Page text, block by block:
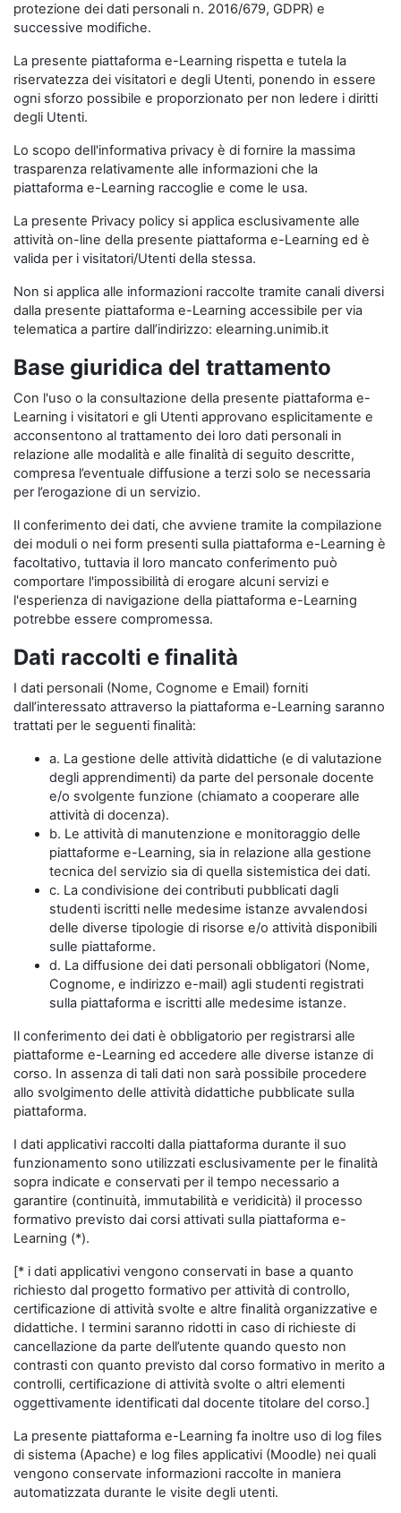
protezione dei dati personali n. 2016/679, GDPR) e
successive modifiche.
La presente piattaforma e-Learning rispetta e tutela la
riservatezza dei visitatori e degli Utenti, ponendo in essere
ogni sforzo possibile e proporzionato per non ledere i diritti
degli Utenti.
Lo scopo dell'informativa privacy è di fornire la massima
trasparenza relativamente alle informazioni che la
piattaforma e-Learning raccoglie e come le usa.
La presente Privacy policy si applica esclusivamente alle
attività on-line della presente piattaforma e-Learning ed è
valida per i visitatori/Utenti della stessa.
Non si applica alle informazioni raccolte tramite canali diversi
dalla presente piattaforma e-Learning accessibile per via
telematica a partire dall’indirizzo: elearning.unimib.it
Base giuridica del trattamento
Con l'uso o la consultazione della presente piattaforma e-
Learning i visitatori e gli Utenti approvano esplicitamente e
acconsentono al trattamento dei loro dati personali in
relazione alle modalità e alle finalità di seguito descritte,
compresa l’eventuale diffusione a terzi solo se necessaria
per l’erogazione di un servizio.
Il conferimento dei dati, che avviene tramite la compilazione
dei moduli o nei form presenti sulla piattaforma e-Learning è
facoltativo, tuttavia il loro mancato conferimento può
comportare l'impossibilità di erogare alcuni servizi e
l'esperienza di navigazione della piattaforma e-Learning
potrebbe essere compromessa.
Dati raccolti e finalità
I dati personali (Nome, Cognome e Email) forniti
dall’interessato attraverso la piattaforma e-Learning saranno
trattati per le seguenti finalità:
a. La gestione delle attività didattiche (e di valutazione
degli apprendimenti) da parte del personale docente
e/o svolgente funzione (chiamato a cooperare alle
attività di docenza).
b. Le attività di manutenzione e monitoraggio delle
piattaforme e-Learning, sia in relazione alla gestione
tecnica del servizio sia di quella sistemistica dei dati.
c. La condivisione dei contributi pubblicati dagli
studenti iscritti nelle medesime istanze avvalendosi
delle diverse tipologie di risorse e/o attività disponibili
sulle piattaforme.
d. La diffusione dei dati personali obbligatori (Nome,
Cognome, e indirizzo e-mail) agli studenti registrati
sulla piattaforma e iscritti alle medesime istanze.
Il conferimento dei dati è obbligatorio per registrarsi alle
piattaforme e-Learning ed accedere alle diverse istanze di
corso. In assenza di tali dati non sarà possibile procedere
allo svolgimento delle attività didattiche pubblicate sulla
piattaforma.
I dati applicativi raccolti dalla piattaforma durante il suo
funzionamento sono utilizzati esclusivamente per le finalità
sopra indicate e conservati per il tempo necessario a
garantire (continuità, immutabilità e veridicità) il processo
formativo previsto dai corsi attivati sulla piattaforma e-
Learning (*).
[* i dati applicativi vengono conservati in base a quanto
richiesto dal progetto formativo per attività di controllo,
certificazione di attività svolte e altre finalità organizzative e
didattiche. I termini saranno ridotti in caso di richieste di
cancellazione da parte dell’utente quando questo non
contrasti con quanto previsto dal corso formativo in merito a
controlli, certificazione di attività svolte o altri elementi
oggettivamente identificati dal docente titolare del corso.]
La presente piattaforma e-Learning fa inoltre uso di log files
di sistema (Apache) e log files applicativi (Moodle) nei quali
vengono conservate informazioni raccolte in maniera
automatizzata durante le visite degli utenti.